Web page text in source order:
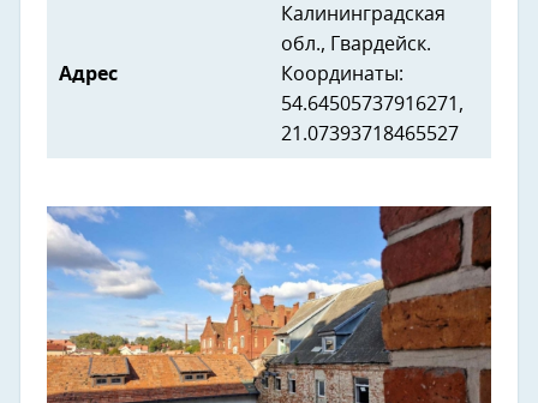
Адрес
Калининградская
обл., Гвардейск.
Координаты:
54.64505737916271,
21.07393718465527